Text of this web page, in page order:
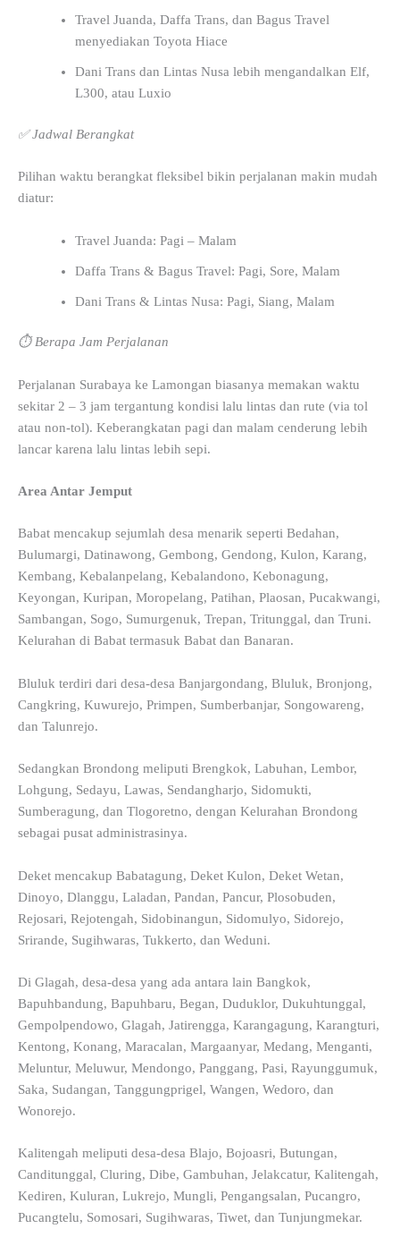
Travel Juanda, Daffa Trans, dan Bagus Travel
menyediakan Toyota Hiace
Dani Trans dan Lintas Nusa lebih mengandalkan Elf,
L300, atau Luxio
✅ Jadwal Berangkat
Pilihan waktu berangkat fleksibel bikin perjalanan makin mudah
diatur:
Travel Juanda: Pagi – Malam
Daffa Trans & Bagus Travel: Pagi, Sore, Malam
Dani Trans & Lintas Nusa: Pagi, Siang, Malam
⏱️ Berapa Jam Perjalanan
Perjalanan Surabaya ke Lamongan biasanya memakan waktu
sekitar 2 – 3 jam tergantung kondisi lalu lintas dan rute (via tol
atau non-tol). Keberangkatan pagi dan malam cenderung lebih
lancar karena lalu lintas lebih sepi.
Area Antar Jemput
Babat mencakup sejumlah desa menarik seperti Bedahan,
Bulumargi, Datinawong, Gembong, Gendong, Kulon, Karang,
Kembang, Kebalanpelang, Kebalandono, Kebonagung,
Keyongan, Kuripan, Moropelang, Patihan, Plaosan, Pucakwangi,
Sambangan, Sogo, Sumurgenuk, Trepan, Tritunggal, dan Truni.
Kelurahan di Babat termasuk Babat dan Banaran.
Bluluk terdiri dari desa-desa Banjargondang, Bluluk, Bronjong,
Cangkring, Kuwurejo, Primpen, Sumberbanjar, Songowareng,
dan Talunrejo.
Sedangkan Brondong meliputi Brengkok, Labuhan, Lembor,
Lohgung, Sedayu, Lawas, Sendangharjo, Sidomukti,
Sumberagung, dan Tlogoretno, dengan Kelurahan Brondong
sebagai pusat administrasinya.
Deket mencakup Babatagung, Deket Kulon, Deket Wetan,
Dinoyo, Dlanggu, Laladan, Pandan, Pancur, Plosobuden,
Rejosari, Rejotengah, Sidobinangun, Sidomulyo, Sidorejo,
Srirande, Sugihwaras, Tukkerto, dan Weduni.
Di Glagah, desa-desa yang ada antara lain Bangkok,
Bapuhbandung, Bapuhbaru, Began, Duduklor, Dukuhtunggal,
Gempolpendowo, Glagah, Jatirengga, Karangagung, Karangturi,
Kentong, Konang, Maracalan, Margaanyar, Medang, Menganti,
Meluntur, Meluwur, Mendongo, Panggang, Pasi, Rayunggumuk,
Saka, Sudangan, Tanggungprigel, Wangen, Wedoro, dan
Wonorejo.
Kalitengah meliputi desa-desa Blajo, Bojoasri, Butungan,
Canditunggal, Cluring, Dibe, Gambuhan, Jelakcatur, Kalitengah,
Kediren, Kuluran, Lukrejo, Mungli, Pengangsalan, Pucangro,
Pucangtelu, Somosari, Sugihwaras, Tiwet, dan Tunjungmekar.